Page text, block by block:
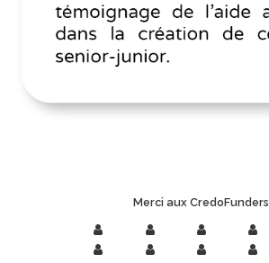
Merci aux CredoFunders